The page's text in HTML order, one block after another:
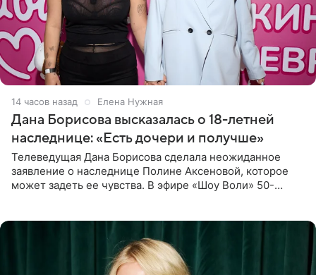
14 часов назад Елена Нужная
Дана Борисова высказалась о 18-летней
наследнице: «Есть дочери и получше»
Телеведущая Дана Борисова сделала неожиданное
заявление о наследнице Полине Аксеновой, которое
может задеть ее чувства. В эфире «Шоу Воли» 50-